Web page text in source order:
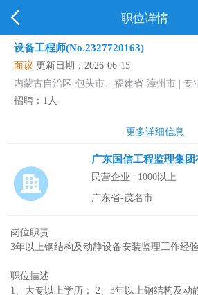
职位详情
设备工程师(No.2327720163)
面议 更新日期：2026-06-15
内蒙古自治区-包头市、福建省-漳州市 | 专
招聘：1人
更多详细信息
广东国信工程监理集团
民营企业 | 1000以上
广东省-茂名市
岗位职责
3年以上钢结构及动静设备安装监理工作经验
职位描述
1、大专以上学历； 2、3年以上钢结构及动